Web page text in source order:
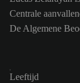
Centrale
De Algemene
Leeftijd